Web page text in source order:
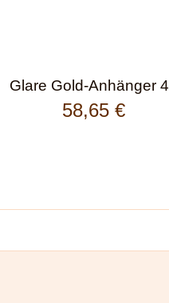
Glare Gold-Anhänger
58,65 €